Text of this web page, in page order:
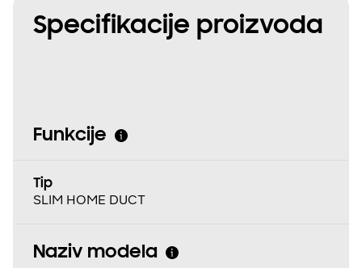
Specifikacije proizvoda
Funkcije
Tip
SLIM HOME DUCT
Naziv modela